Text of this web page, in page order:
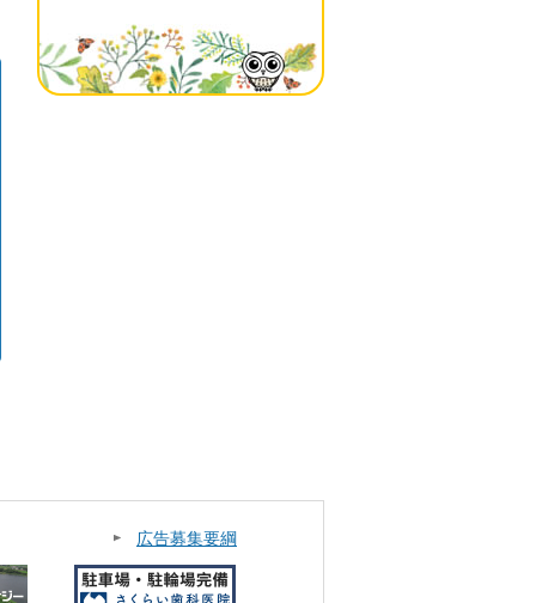
広告募集要綱